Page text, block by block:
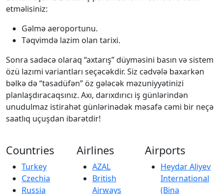
etməlisiniz:
Gəlmə aeroportunu.
Təqvimdə lazim olan tarixi.
Sonra sadəcə olaraq “axtarış” düyməsini basın və sistem
özü lazımi variantları seçəcəkdir. Siz cədvələ baxarkən
bəlkə də “təsadüfən” öz gələcək məzuniyyətinizi
planlaşdıracaqsınız. Axı, darıxdırıcı iş günlərindən
unudulmaz istirahət günlərinədək məsafə cəmi bir neçə
saatlıq uçuşdan ibarətdir!
Countries
Turkey
Czechia
Russia
Airlines
AZAL
British
Airways
Airports
Heydar Aliyev
International
(Bina